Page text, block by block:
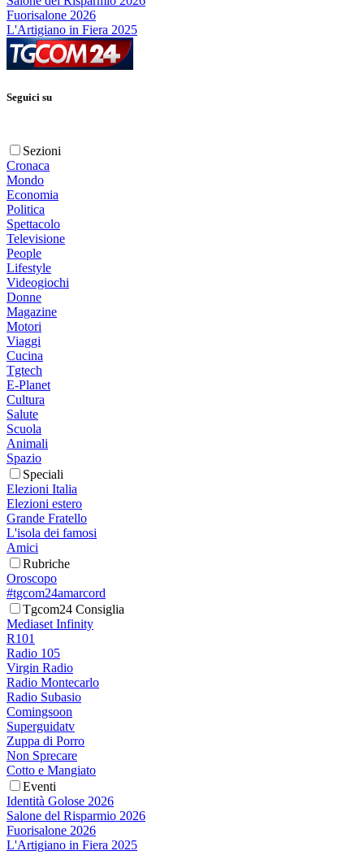
Fuorisalone 2026
L'Artigiano in Fiera 2025
Seguici su
Sezioni
Cronaca
Mondo
Economia
Politica
Spettacolo
Televisione
People
Lifestyle
Videogiochi
Donne
Magazine
Motori
Viaggi
Cucina
Tgtech
E-Planet
Cultura
Salute
Scuola
Animali
Spazio
Speciali
Elezioni Italia
Elezioni estero
Grande Fratello
L'isola dei famosi
Amici
Rubriche
Oroscopo
#tgcom24amarcord
Tgcom24 Consiglia
Mediaset Infinity
R101
Radio 105
Virgin Radio
Radio Montecarlo
Radio Subasio
Comingsoon
Superguidatv
Zuppa di Porro
Non Sprecare
Cotto e Mangiato
Eventi
Identità Golose 2026
Salone del Risparmio 2026
Fuorisalone 2026
L'Artigiano in Fiera 2025